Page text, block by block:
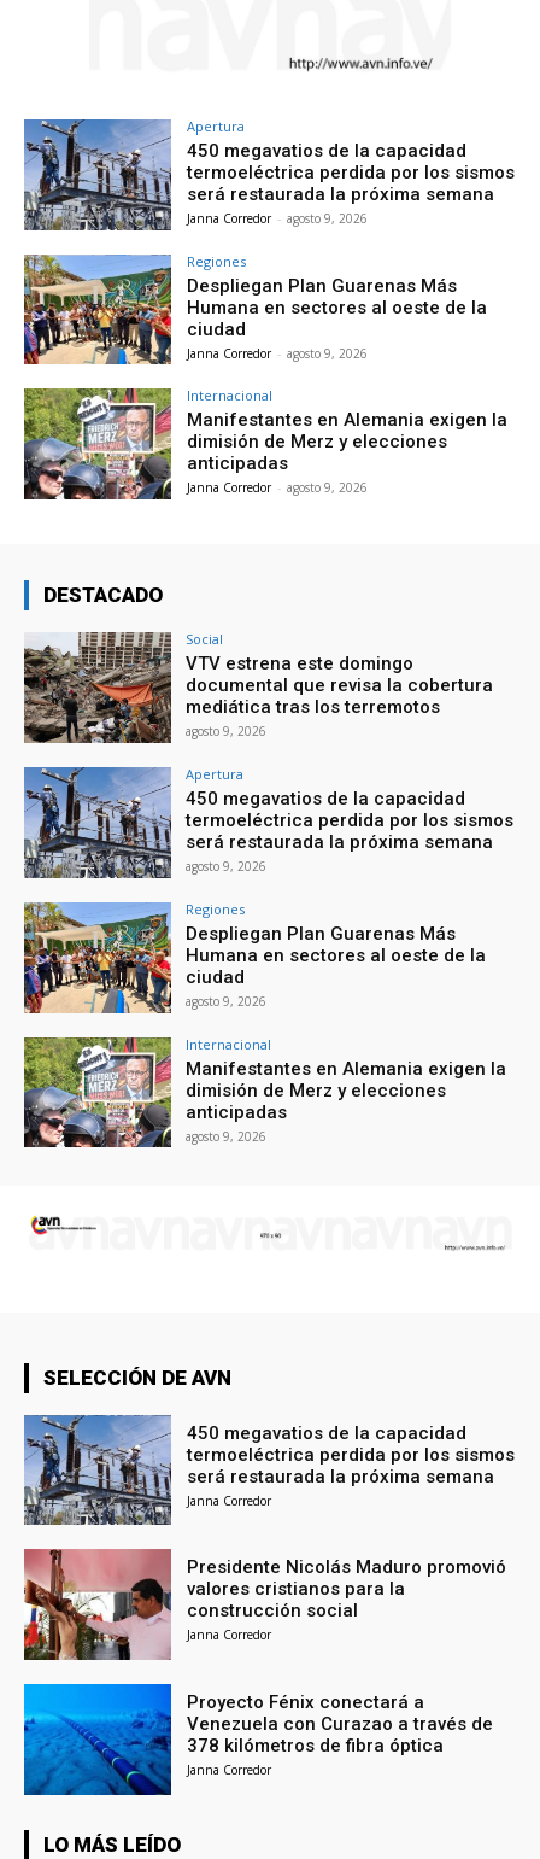
Apertura
450 megavatios de la capacidad
termoeléctrica perdida por los sismos
será restaurada la próxima semana
Janna Corredor - agosto 9, 2026
Regiones
Despliegan Plan Guarenas Más
Humana en sectores al oeste de la
ciudad
Janna Corredor - agosto 9, 2026
Internacional
Manifestantes en Alemania exigen la
dimisión de Merz y elecciones
anticipadas
Janna Corredor - agosto 9, 2026
DESTACADO
Social
VTV estrena este domingo
documental que revisa la cobertura
mediática tras los terremotos
agosto 9, 2026
Apertura
450 megavatios de la capacidad
termoeléctrica perdida por los sismos
será restaurada la próxima semana
agosto 9, 2026
Regiones
Despliegan Plan Guarenas Más
Humana en sectores al oeste de la
ciudad
agosto 9, 2026
Internacional
Manifestantes en Alemania exigen la
dimisión de Merz y elecciones
anticipadas
agosto 9, 2026
SELECCIÓN DE AVN
450 megavatios de la capacidad
termoeléctrica perdida por los sismos
será restaurada la próxima semana
Janna Corredor
Presidente Nicolás Maduro promovió
valores cristianos para la
construcción social
Janna Corredor
Proyecto Fénix conectará a
Venezuela con Curazao a través de
378 kilómetros de fibra óptica
Janna Corredor
LO MÁS LEÍDO